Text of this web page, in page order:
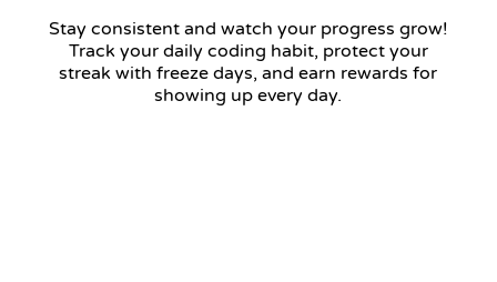
Stay consistent and watch your progress grow!
Track your daily coding habit, protect your
streak with freeze days, and earn rewards for
showing up every day.